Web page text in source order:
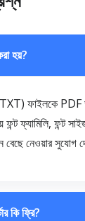
হয়?
ফাইলকে PDF
ফন্ট ফ্যামিলি, ফন্ট
বেছে নেওয়ার সুযোগ
কি ফ্রি?